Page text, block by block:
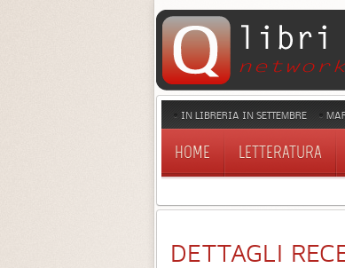
IN LIBRERIA IN SETTEMBRE
HOME LETTERATURA
DETTAGLI